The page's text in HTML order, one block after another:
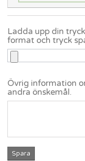
Ladda upp din
format och tryck
Övrig information
andra önskemål.
Spara